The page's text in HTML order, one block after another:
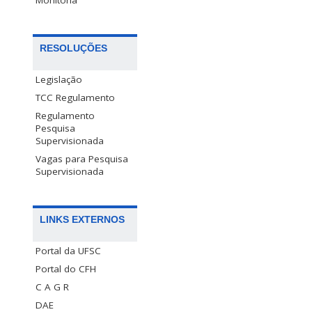
RESOLUÇÕES
Legislação
TCC Regulamento
Regulamento
Pesquisa
Supervisionada
Vagas para Pesquisa
Supervisionada
LINKS EXTERNOS
Portal da UFSC
Portal do CFH
C A G R
DAE